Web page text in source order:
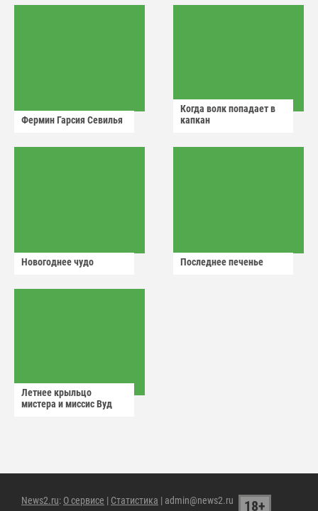
Фермин Гарсия Севилья
Когда волк попадает в
капкан
Новогоднее чудо Последнее печенье
Летнее крыльцо
мистера и миссис Вуд
News2.ru: О сервисе | Статистика | admin@news2.ru 18+